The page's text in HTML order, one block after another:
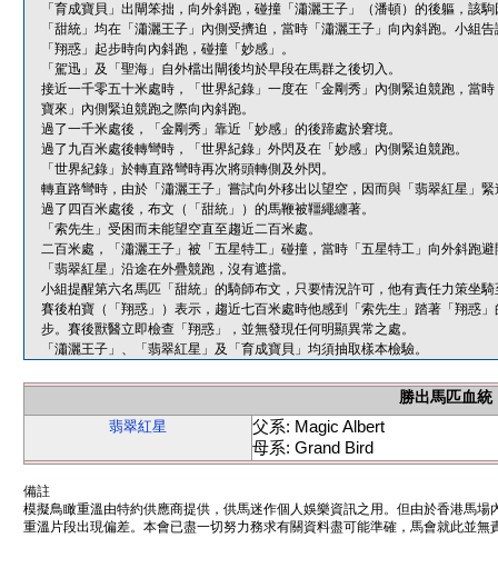
「育成寶貝」出閘笨拙，向外斜跑，碰撞「瀟灑王子」（潘頓）的後軀，該
「甜統」均在「瀟灑王子」內側受擠迫，當時「瀟灑王子」向內斜跑。小組
「翔惑」起步時向內斜跑，碰撞「妙感」。
「駕迅」及「聖海」自外檔出閘後均於早段在馬群之後切入。
接近一千零五十米處時，「世界紀錄」一度在「金剛秀」內側緊迫競跑，當
寶來」內側緊迫競跑之際向內斜跑。
過了一千米處後，「金剛秀」靠近「妙感」的後蹄處於窘境。
過了九百米處後轉彎時，「世界紀錄」外閃及在「妙感」內側緊迫競跑。
「世界紀錄」於轉直路彎時再次將頭轉側及外閃。
轉直路彎時，由於「瀟灑王子」嘗試向外移出以望空，因而與「翡翠紅星」
過了四百米處後，布文（「甜統」）的馬鞭被韁繩纏著。
「索先生」受困而未能望空直至趨近二百米處。
二百米處，「瀟灑王子」被「五星特工」碰撞，當時「五星特工」向外斜跑
「翡翠紅星」沿途在外疊競跑，沒有遮擋。
小組提醒第六名馬匹「甜統」的騎師布文，只要情況許可，他有責任力策坐騎
賽後柏寶（「翔惑」）表示，趨近七百米處時他感到「索先生」踏著「翔惑
步。賽後獸醫立即檢查「翔惑」，並無發現任何明顯異常之處。
「瀟灑王子」、「翡翠紅星」及「育成寶貝」均須抽取樣本檢驗。
勝出馬匹血統
翡翠紅星
父系: Magic Albert
母系: Grand Bird
備註
模擬鳥瞰重溫由特約供應商提供，供馬迷作個人娛樂資訊之用。但由於香港馬
重溫片段出現偏差。本會已盡一切努力務求有關資料盡可能準確，馬會就此並